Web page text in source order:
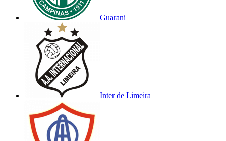
Guarani
Inter de Limeira